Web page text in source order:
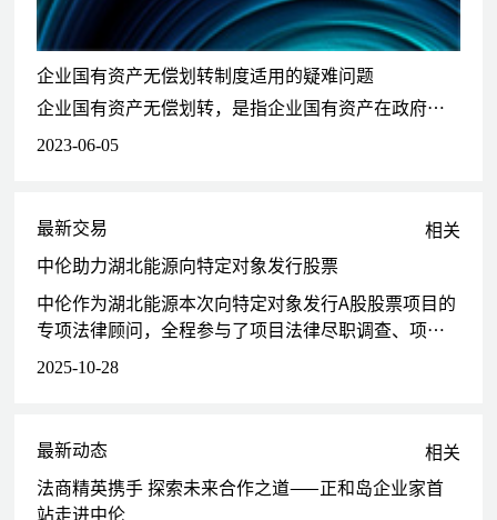
747.SZ）2016年非公开发行股票提供法律服务
作为发行人中国法律顾问，为湖北能源集团股份有限公司（000883.
SZ）2015年非公开发行股票（中国长江三峡集团公司通过本项目实
现对湖北能源的实际控制）提供法律服务
上市公司收购和并购重组
及配套融资提供法律服务
为北京城乡商业（集团）股份有限公司重大资产重组暨发行股份购
提供法律服务
为中石油股份旗下香港上市公司昆仑能源有限公司与国家石油天然
气管网集团公司之间重大资产出售/并购交易提供法律服务
为长江生态环保集团有限公司以非公开协议方式受让武汉三镇实业
为中国通用技术（集团）控股有限责任公司收购沈阳机床集团和沈
企业国有资产无偿划转制度适用的疑难问题
企业国有资产无偿划转，是指企业国有资产在政府机构、事业单位及特定国有企业之间的无偿转移，其作为一种特殊的产权转移方式，具有程序简单、高效便捷、无偿等优势，是国有企业进行资产重组调整的重要方式之一。
2023-06-05
最新交易 相关
中伦助力湖北能源向特定对象发行股票
中伦作为湖北能源本次向特定对象发行A股股票项目的
专项法律顾问，全程参与了项目法律尽职调查、项目
2025-10-28
最新动态 相关
法商精英携手 探索未来合作之道——正和岛企业家首
站走进中伦